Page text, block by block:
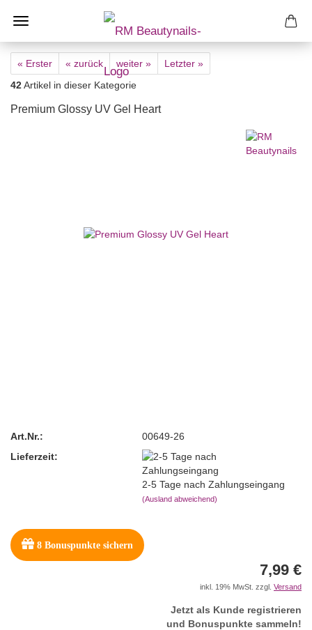
« Erster « zurück weiter »
Letzter »
42Artikel in dieser Kategorie
Premium Glossy UV Gel Heart
Art.Nr.:
00649-26
Lieferzeit:
2-5 Tage nach Zahlungseingang
(Ausland abweichend)
8 Bonuspunkte sichern
7,99 €
inkl. 19% MwSt. zzgl. Versand
Jetzt als Kunde registrieren
und Bonuspunkte sammeln!